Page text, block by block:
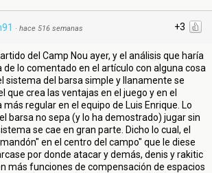
+3
· hace 516 semanas
del Camp Nou ayer, y el análisis que haría
de lo comentado en el artículo con alguna cosa
sistema del barsa simple y llanamente se
que crea las ventajas en el juego y en el
regular en el equipo de Luis Enrique. Lo
barsa no sepa (y lo ha demostrado) jugar sin
se cae en gran parte. Dicho lo cual, el
en el centro del campo" que le diese
por donde atacar y demás, denis y rakitic
más funciones de compensación de espacios